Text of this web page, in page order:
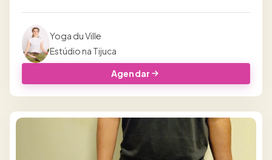
Yoga du Ville
Estúdio na Tijuca
Agendar